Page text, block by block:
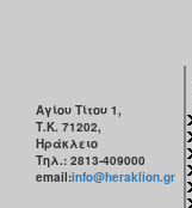
Αγίου Τίτου 1,
Τ.Κ. 71202,
Ηράκλειο
Τηλ.: 2813-409000
email:info@heraklion.gr